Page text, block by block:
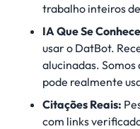
trabalho inteiros
IA Que Se
usar o DatBot.
alucinadas.
pode realmente
Citações Reais:
com links